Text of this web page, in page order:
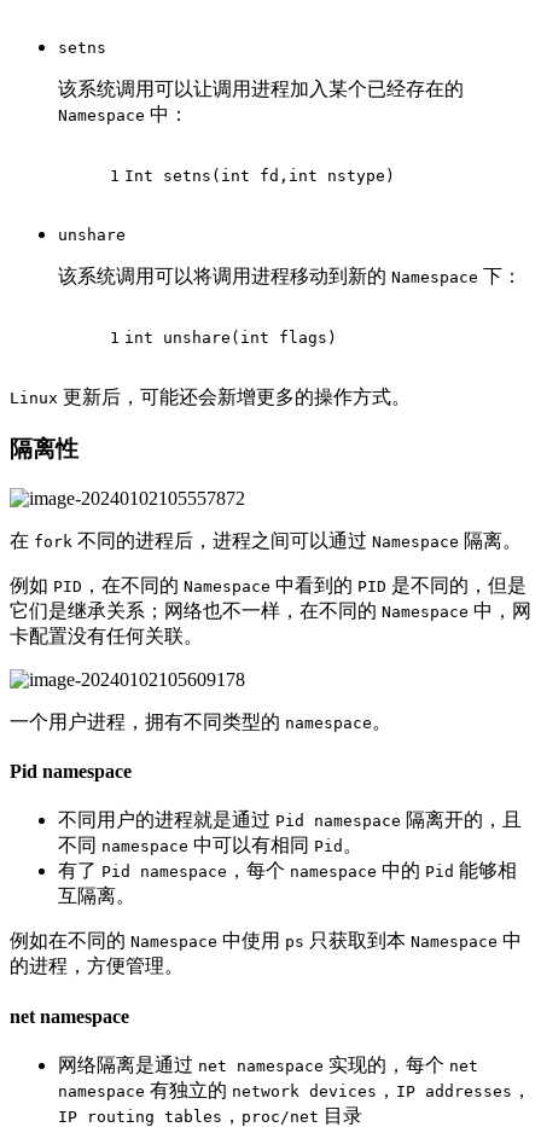
setns
该系统调用可以让调用进程加入某个已经存在的
Namespace 中：
1 Int setns ( int fd, int nstype)
unshare
该系统调用可以将调用进程移动到新的 Namespace 下：
1 int unshare ( int flags)
Linux 更新后，可能还会新增更多的操作方式。
隔离性
在 fork 不同的进程后，进程之间可以通过 Namespace 隔离。
例如 PID ，在不同的 Namespace 中看到的 PID 是不同的，但是
它们是继承关系；网络也不一样，在不同的 Namespace 中，网
卡配置没有任何关联。
一个用户进程，拥有不同类型的 namespace 。
Pid namespace
不同用户的进程就是通过 Pid namespace 隔离开的，且
不同 namespace 中可以有相同 Pid 。
有了 Pid namespace ，每个 namespace 中的 Pid 能够相
互隔离。
例如在不同的 Namespace 中使用 ps 只获取到本 Namespace 中
的进程，方便管理。
net namespace
网络隔离是通过 net namespace 实现的，每个 net
namespace 有独立的 network devices ， IP addresses ，
IP routing tables ， proc/net 目录